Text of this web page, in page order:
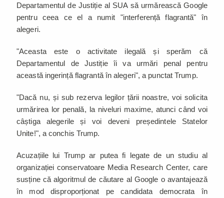
Departamentul de Justiție al SUA să urmărească Google
pentru ceea ce el a numit "interferență flagrantă" în
alegeri.
"Aceasta este o activitate ilegală și sperăm că
Departamentul de Justiție îi va urmări penal pentru
această ingerință flagrantă în alegeri", a punctat Trump.
"Dacă nu, și sub rezerva legilor țării noastre, voi solicita
urmărirea lor penală, la niveluri maxime, atunci când voi
câștiga alegerile și voi deveni președintele Statelor
Unite!", a conchis Trump.
Acuzațiile lui Trump ar putea fi legate de un studiu al
organizației conservatoare Media Research Center, care
susține că algoritmul de căutare al Google o avantajează
în mod disproporționat pe candidata democrata în